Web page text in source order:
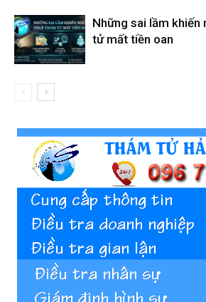
Những sai lầm khiến
tử mất tiền oan